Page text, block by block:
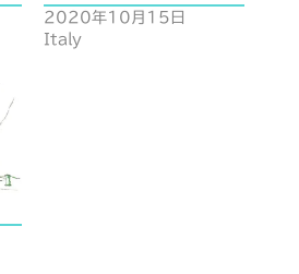
2020年10月15日
Italy